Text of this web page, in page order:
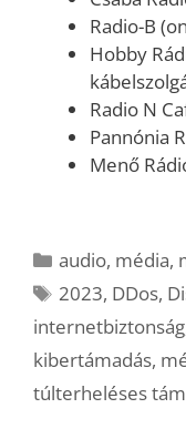
Radio-B
Hobby
Radio N
Pannónia
Menő
Kategória
audio, média,
Címkék
2023, DDos,
internetbiztonság
kibertámadás,
túlterheléses